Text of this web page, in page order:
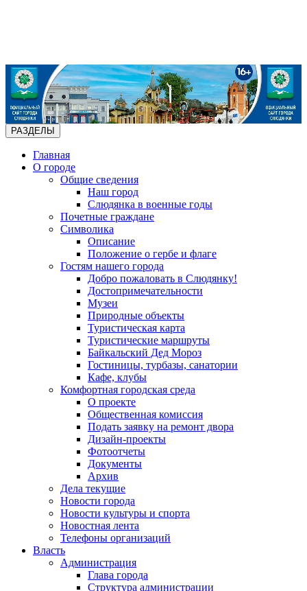
РАЗДЕЛЫ
Главная
О городе
Общие сведения
Наш город
Слюдянка в военные годы
Почетные граждане
Символика
Описание
Положение о гербе и флаге
Гостям нашего города
Добро пожаловать в Слюдянку!
Достопримечательности
Музеи
Природные объекты
Туристическая карта
Туристические маршруты
Байкальский Дед Мороз
Гостиницы, турбазы, санатории
Кафе, клубы
Комфортная городская среда
О проекте
Общественная комиссия
Подать заявку на ремонт двора
Дизайн-проекты
Фотоотчеты
Документы
Архив
Дела текущие
Новости города
Новости культуры и спорта
Новостная лента
Телефоны организаций
Власть
Администрация
Глава города
Структура администрации